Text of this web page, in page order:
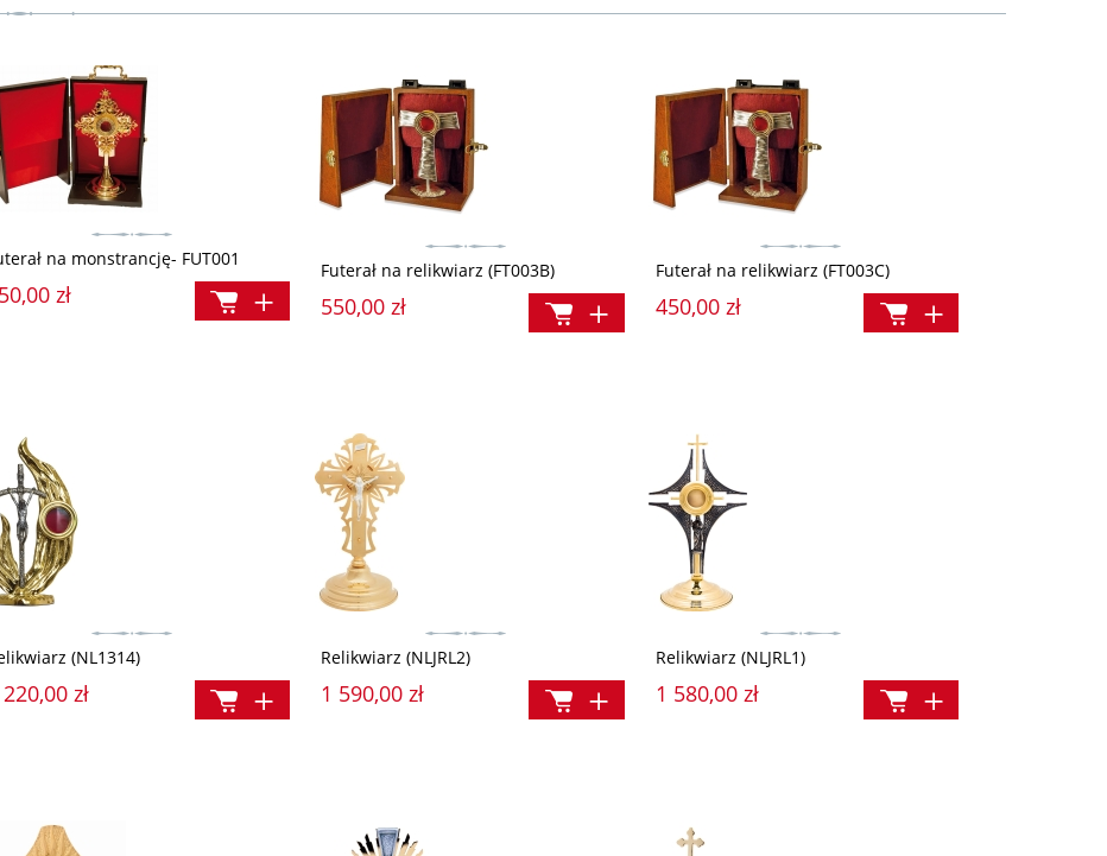
na monstrancję- FUT001
zł
Futerał na relikwiarz (FT003B)
550,00 zł
Futerał na relikwiarz (FT003C)
450,00 zł
(NL1314)
zł
Relikwiarz (NLJRL2)
1 590,00 zł
Relikwiarz (NLJRL1)
1 580,00 zł